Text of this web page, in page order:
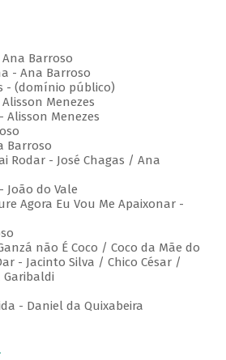
Barroso
- Ana Barroso
- (domínio público)
Menezes
Alisson Menezes
Barroso
Rodar - José Chagas / Ana
João do Vale
Agora Eu Vou Me Apaixonar -
não É Coco / Coco da Mãe do
- Jacinto Silva / Chico César /
- Daniel da Quixabeira